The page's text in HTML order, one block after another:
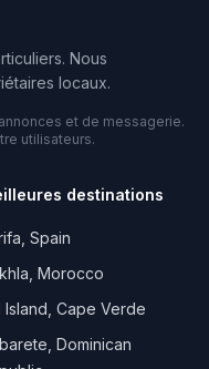
Nous
locaux.
et de messagerie.
utilisateurs.
destinations
Spain
Morocco
Island, Cape Verde
Dominican